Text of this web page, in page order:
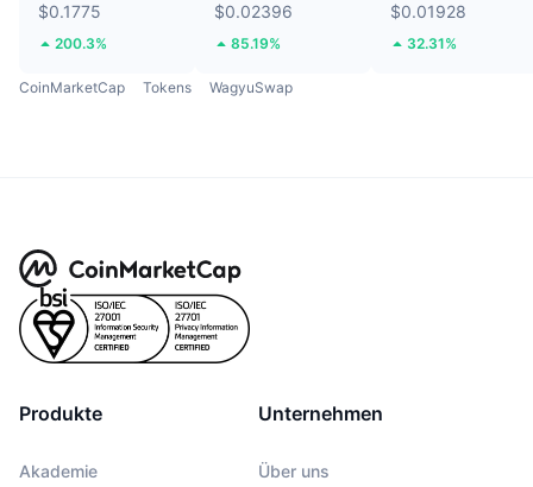
$0.1775
200.3%
$0.02396
85.19%
$0.01928
32.31%
CoinMarketCap Tokens WagyuSwap
Produkte
Akademie
Unternehmen
Über uns